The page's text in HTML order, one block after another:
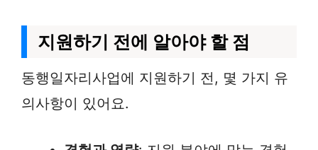
지원하기 전에 알아야 할 점
동행일자리사업에 지원하기 전, 몇 가지 유
의사항이 있어요.